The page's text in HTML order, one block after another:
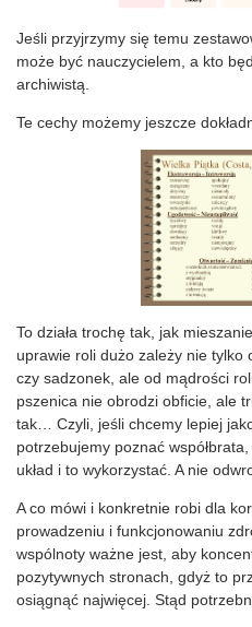
Jeśli przyjrzymy się temu
może być nauczycielem, a kto
archiwistą.
Te cechy możemy jeszcze
To działa trochę tak, jak
uprawie roli dużo zależy nie tylko
czy sadzonek, ale od mądrości
pszenica nie obrodzi obficie, ale
tak… Czyli, jeśli chcemy lepiej
potrzebujemy poznać
układ i to wykorzystać. A nie
A co mówi i konkretnie robi dla
prowadzeniu i funkcjonowaniu
wspólnoty ważne jest, aby
pozytywnych stronach, gdyż to
osiągnąć najwięcej. Stąd